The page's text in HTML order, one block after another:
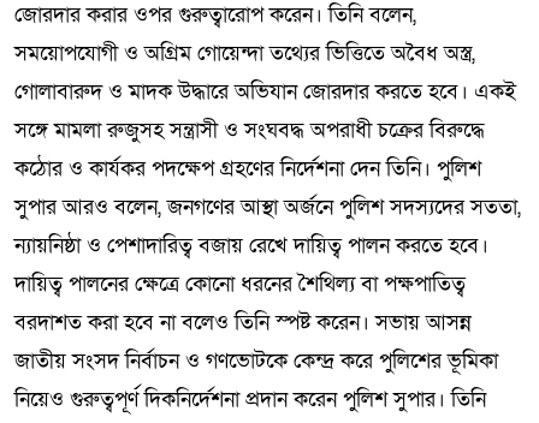
জোরদার করার ওপর গুরুত্বারোপ করেন। তিনি বলেন,
সময়োপযোগী ও অগ্রিম গোয়েন্দা তথ্যের ভিত্তিতে অবৈধ অস্ত্র,
গোলাবারুদ ও মাদক উদ্ধারে অভিযান জোরদার করতে হবে। একই
সঙ্গে মামলা রুজুসহ সন্ত্রাসী ও সংঘবদ্ধ অপরাধী চক্রের বিরুদ্ধে
কঠোর ও কার্যকর পদক্ষেপ গ্রহণের নির্দেশনা দেন তিনি। পুলিশ
সুপার আরও বলেন, জনগণের আস্থা অর্জনে পুলিশ সদস্যদের সততা,
ন্যায়নিষ্ঠা ও পেশাদারিত্ব বজায় রেখে দায়িত্ব পালন করতে হবে।
দায়িত্ব পালনের ক্ষেত্রে কোনো ধরনের শৈথিল্য বা পক্ষপাতিত্ব
বরদাশত করা হবে না বলেও তিনি স্পষ্ট করেন। সভায় আসন্ন
জাতীয় সংসদ নির্বাচন ও গণভোটকে কেন্দ্র করে পুলিশের ভূমিকা
নিয়েও গুরুত্বপূর্ণ দিকনির্দেশনা প্রদান করেন পুলিশ সুপার। তিনি